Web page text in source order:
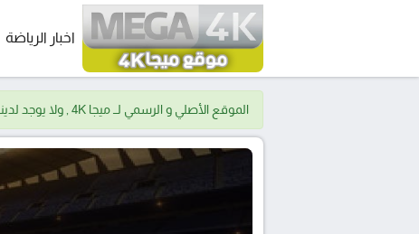
اخبار الرياضة
الموقع الأصلي و الرسمي لــ ميجا 4K , ولا يوجد لدينا موقع اخر.